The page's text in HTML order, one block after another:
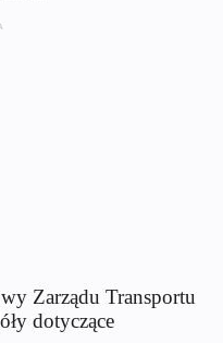
Zarządu Transportu
dotyczące